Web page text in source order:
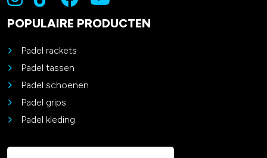
POPULAIRE PRODUCTEN
Padel rackets
Padel tassen
Padel schoenen
Padel grips
Padel kleding